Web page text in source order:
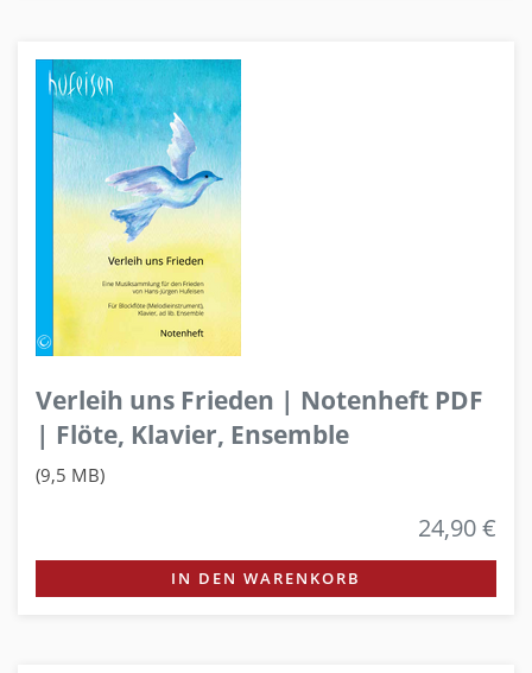
Verleih uns Frieden | Notenheft PDF
| Flöte, Klavier, Ensemble
(9,5 MB)
24,90 €
IN DEN WARENKORB